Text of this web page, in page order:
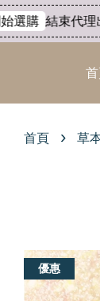
代理出清 產品8
首頁 › 草
優惠